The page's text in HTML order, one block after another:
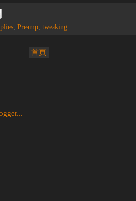
Preamp tweaking
首頁